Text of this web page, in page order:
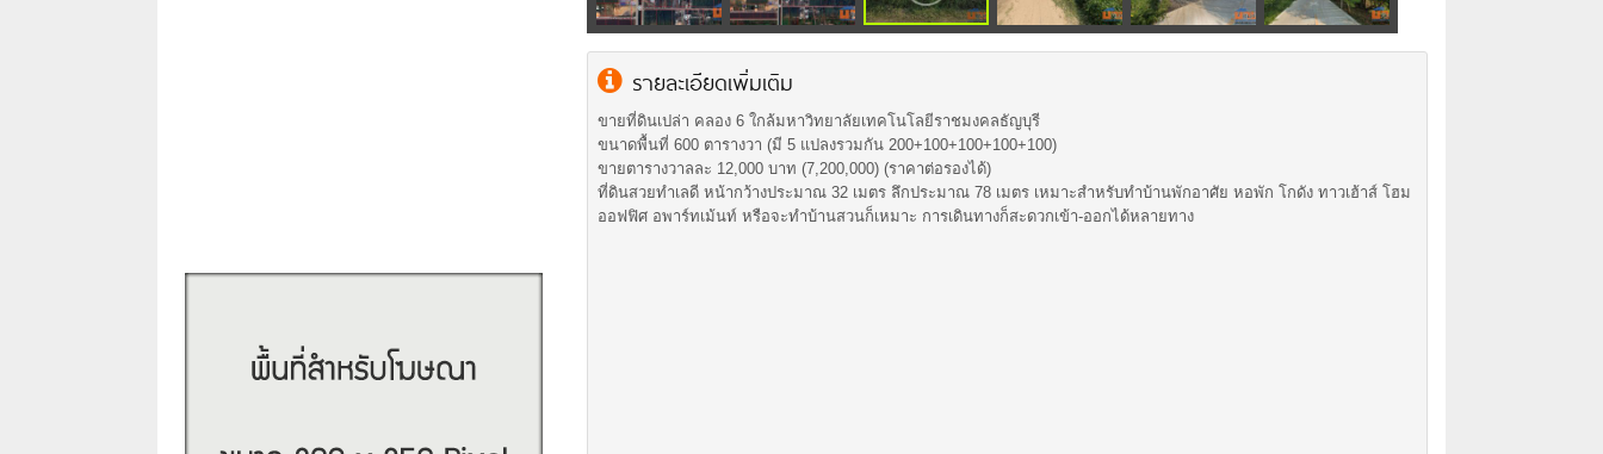
รายละเอียดเพิ่มเติม
ขายที่ดินเปล่า คลอง 6 ใกล้มหาวิทยาลัยเทคโนโลยีราชมงคลธัญบุรี
ขนาดพื้นที่ 600 ตารางวา (มี 5 แปลงรวมกัน 200+100+100+100+100)
ขายตารางวาลละ 12,000 บาท (7,200,000) (ราคาต่อรองได้)
ที่ดินสวยทำเลดี หน้ากว้างประมาณ 32 เมตร ลึกประมาณ 78 เมตร เหมาะสำหรับทำบ้านพักอาศัย หอพัก โกดัง ทาวเฮ้าส์ โฮม
ออฟฟิศ อพาร์ทเม้นท์ หรือจะทำบ้านสวนก็เหมาะ การเดินทางก็สะดวกเข้า-ออกได้หลายทาง